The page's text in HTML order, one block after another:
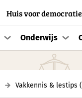
Huis voor
Onderwijs
Vakkennis & lestips